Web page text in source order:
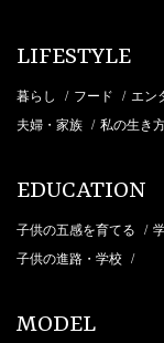
LIFESTYLE
暮らし / フード / エン
夫婦・家族 / 私の生き
EDUCATION
子供の五感を育てる /
子供の進路・学校 /
MODEL